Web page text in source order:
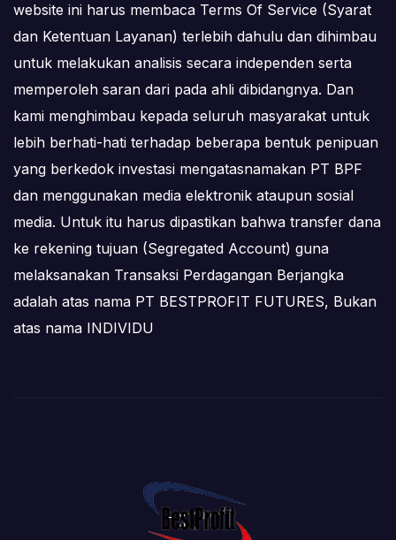
website ini harus membaca Terms Of Service (Syarat
dan Ketentuan Layanan) terlebih dahulu dan dihimbau
untuk melakukan analisis secara independen serta
memperoleh saran dari pada ahli dibidangnya. Dan
kami menghimbau kepada seluruh masyarakat untuk
lebih berhati-hati terhadap beberapa bentuk penipuan
yang berkedok investasi mengatasnamakan PT BPF
dan menggunakan media elektronik ataupun sosial
media. Untuk itu harus dipastikan bahwa transfer dana
ke rekening tujuan (Segregated Account) guna
melaksanakan Transaksi Perdagangan Berjangka
adalah atas nama PT BESTPROFIT FUTURES, Bukan
atas nama INDIVIDU